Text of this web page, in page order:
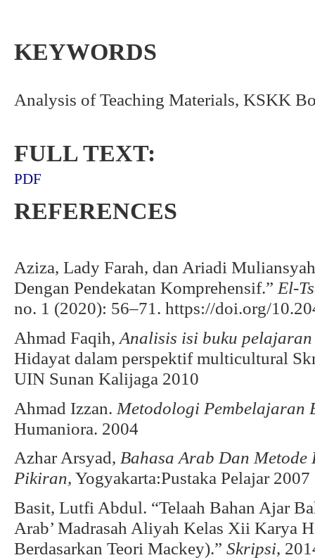
KEYWORDS
Analysis of Teaching Materials, KSKK
FULL TEXT:
PDF
REFERENCES
Aziza, Lady Farah, dan Ariadi
Dengan Pendekatan Komprehensif.” El-
no. 1 (2020): 56–71. https://doi.org/
Ahmad Faqih, Analisis isi buku
Hidayat dalam perspektif multicultural
UIN Sunan Kalijaga 2010
Ahmad Izzan. Metodologi Pembelajaran
Humaniora. 2004
Azhar Arsyad, Bahasa Arab Dan
Pikiran, Yogyakarta:Pustaka Pelajar 2007
Basit, Lutfi Abdul. “Telaah Bahan Ajar
Arab’ Madrasah Aliyah Kelas Xii Karya
Berdasarkan Teori Mackey).” Skripsi,